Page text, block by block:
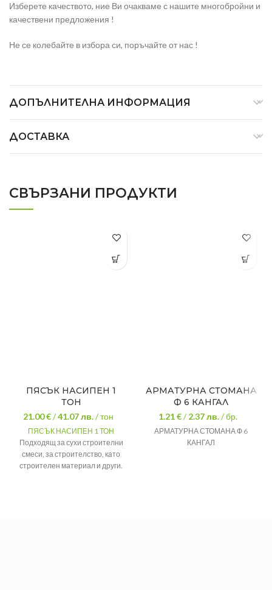
Изберете качеството, ние Ви очакваме с нашите многобройни и
качествени предложения !
Не се колебайте в избора си, поръчайте от нас !
ДОПЪЛНИТЕЛНА ИНФОРМАЦИЯ
ДОСТАВКА
СВЪРЗАНИ ПРОДУКТИ
ПЯСЪК НАСИПЕН 1
ТОН
21.00 €/41.07лв. / тон
ПЯСЪК НАСИПЕН 1 ТОН
Подходящ за сухи строителни
смеси, за строителство, като
строителен материал и други.
АРМАТУРНА СТОМАНА
Ф 6 КАНГАЛ
1.21 €/2.37лв./ бр.
АРМАТУРНА СТОМАНА Ф 6
КАНГАЛ